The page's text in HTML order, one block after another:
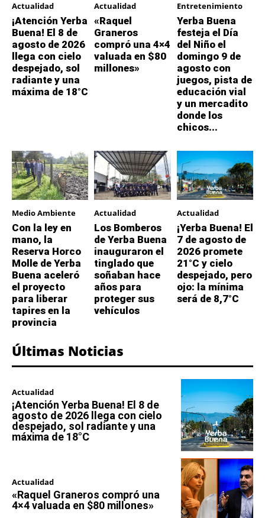
Actualidad
¡Atención Yerba
Buena! El 8 de
agosto de 2026
llega con cielo
despejado, sol
radiante y una
máxima de 18°C
Actualidad
«Raquel
Graneros
compró una 4×4
valuada en $80
millones»
Entretenimiento
Yerba Buena
festeja el Día
del Niño el
domingo 9 de
agosto con
juegos, pista de
educación vial
y un mercadito
donde los
chicos...
Medio Ambiente
Con la ley en
mano, la
Reserva Horco
Molle de Yerba
Buena aceleró
el proyecto
para liberar
tapires en la
provincia
Actualidad
Los Bomberos
de Yerba Buena
inauguraron el
tinglado que
soñaban hace
años para
proteger sus
vehículos
Actualidad
¡Yerba Buena! El
7 de agosto de
2026 promete
21°C y cielo
despejado, pero
ojo: la mínima
será de 8,7°C
Últimas Noticias
Actualidad
¡Atención Yerba Buena! El 8 de
agosto de 2026 llega con cielo
despejado, sol radiante y una
máxima de 18°C
Actualidad
«Raquel Graneros compró una
4×4 valuada en $80 millones»